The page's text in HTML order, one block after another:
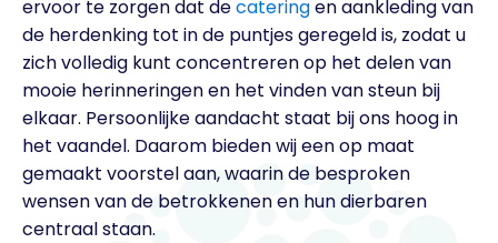
ervoor te zorgen dat decateringen aankleding van
de herdenking tot in de puntjes geregeld is, zodat u
zich volledig kunt concentreren op het delen van
mooie herinneringen en het vinden van steun bij
elkaar. Persoonlijke aandacht staat bij ons hoog in
het vaandel. Daarom bieden wij een op maat
gemaakt voorstel aan, waarin de besproken
wensen van de betrokkenen en hun dierbaren
centraal staan.